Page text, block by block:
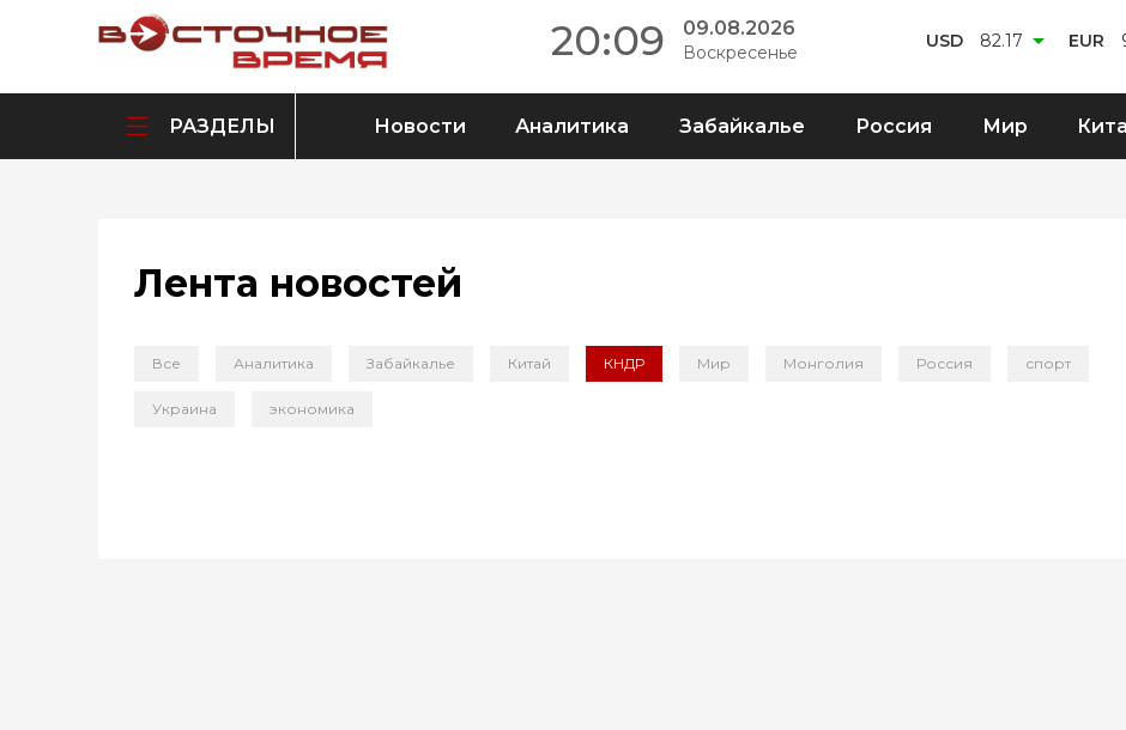
20:09 09.08.2026
Воскресенье
USD 82.17 EUR
РАЗДЕЛЫ Новости Аналитика Забайкалье Россия Мир
Лента новостей
Все Аналитика Забайкалье Китай КНДР Мир Монголия Россия спорт
Украина экономика